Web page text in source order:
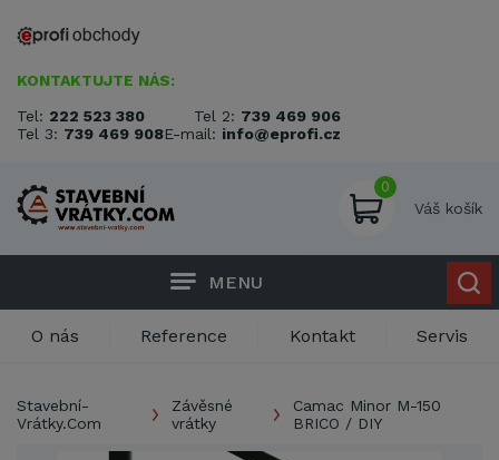
KONTAKTUJTE NÁS:
Tel: 222 523 380 Tel 2: 739 469 906
Tel 3: 739 469 908E-mail: info@eprofi.cz
0
Váš košík
MENU
O nás Reference Kontakt Servis
Stavební-
Vrátky.Com
Závěsné
vrátky
Camac Minor M-150
BRICO / DIY